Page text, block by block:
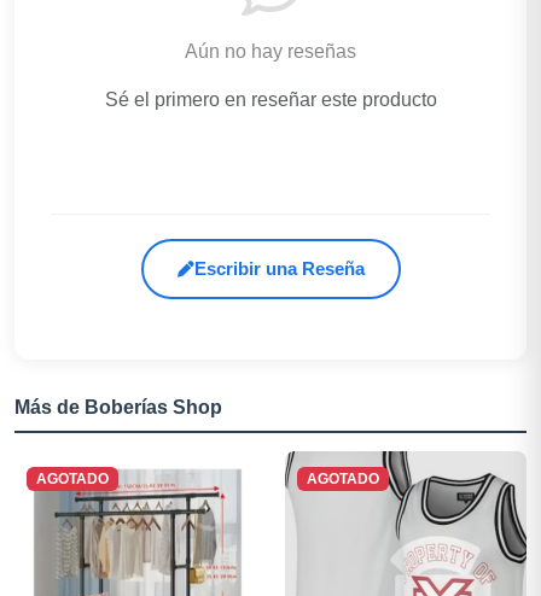
Aún no hay reseñas
Sé el primero en reseñar este producto
Escribir una Reseña
Más de Boberías Shop
AGOTADO AGOTADO